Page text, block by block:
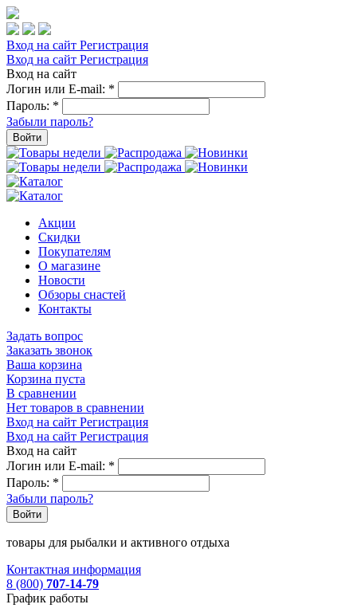
Вход на сайт Регистрация
Вход на сайт Регистрация
Вход на сайт
Логин или E-mail: *
Пароль: *
Забыли пароль?
Войти
Акции
Скидки
Покупателям
О магазине
Новости
Обзоры снастей
Контакты
Задать вопрос
Заказать звонок
Ваша корзина
Корзина пуста
В сравнении
Нет товаров в сравнении
Вход на сайт Регистрация
Вход на сайт Регистрация
Вход на сайт
Логин или E-mail: *
Пароль: *
Забыли пароль?
Войти
товары для рыбалки и активного отдыха
Контактная информация
8 (800) 707-14-79
График работы